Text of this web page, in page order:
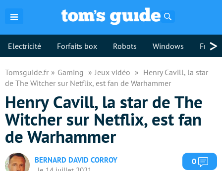
Electricité Forfaits box Robots Windows >
Tomsguide.fr Gaming Jeux vidéo
Henry Cavill, la star
de The Witcher sur Netflix, est fan de Warhammer
Henry Cavill, la star de The
Witcher sur Netflix, est fan
de Warhammer
BERNARD DAVID CORROY
0